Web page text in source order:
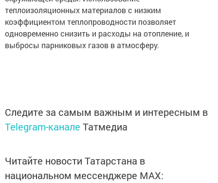
теплоизоляционных материалов с низким
коэффициентом теплопроводности позволяет
одновременно снизить и расходы на отопление, и
выбросы парниковых газов в атмосферу.
Следите за самым важным и интересным в
Telegram-канале Татмедиа
Читайте новости Татарстана в
национальном мессенджере MАХ: